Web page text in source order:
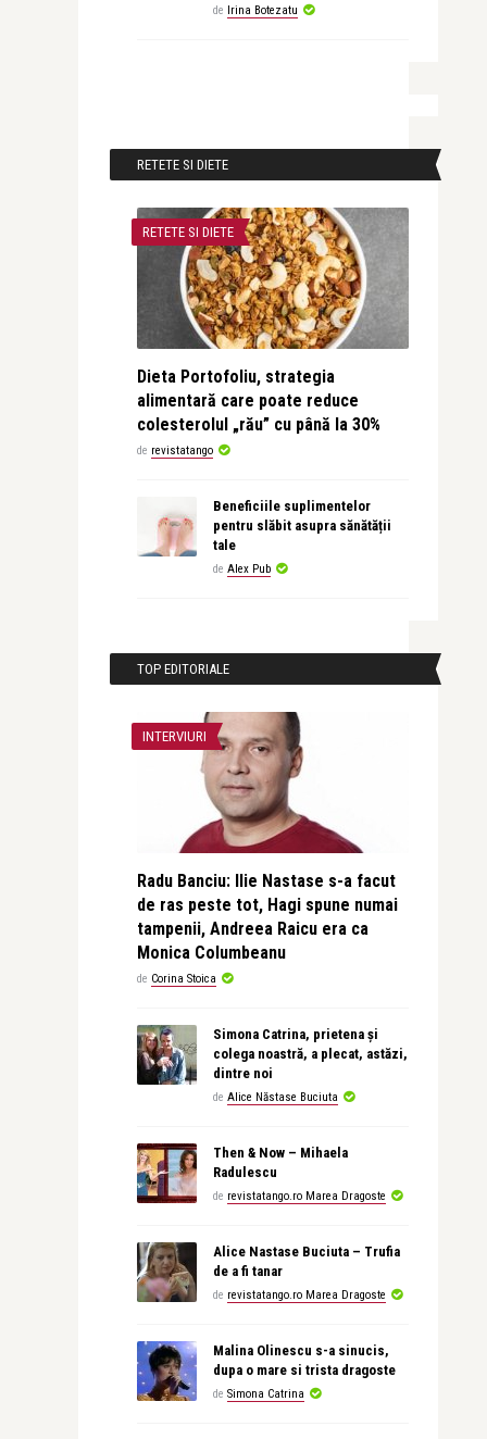
de Irina Botezatu
RETETE SI DIETE
RETETE SI DIETE
Dieta Portofoliu, strategia
alimentară care poate reduce
colesterolul „rău” cu până la 30%
de revistatango
Beneficiile suplimentelor
pentru slăbit asupra sănătății
tale
de Alex Pub
TOP EDITORIALE
INTERVIURI
Radu Banciu: Ilie Nastase s-a facut
de ras peste tot, Hagi spune numai
tampenii, Andreea Raicu era ca
Monica Columbeanu
de Corina Stoica
Simona Catrina, prietena și
colega noastră, a plecat, astăzi,
dintre noi
de Alice Năstase Buciuta
Then & Now – Mihaela
Radulescu
de revistatango.ro Marea Dragoste
Alice Nastase Buciuta – Trufia
de a fi tanar
de revistatango.ro Marea Dragoste
Malina Olinescu s-a sinucis,
dupa o mare si trista dragoste
de Simona Catrina